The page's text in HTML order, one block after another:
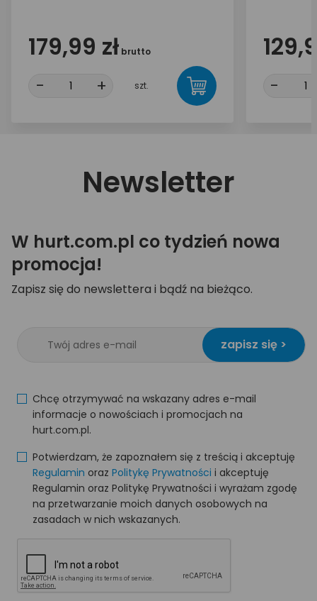
179,99 zł brutto
- + szt. -
Newsletter
W hurt.com.pl co tydzień nowa
promocja!
Zapisz się do newslettera i bądź na bieżąco.
zapisz się >
Chcę otrzymywać na wskazany adres e-mail
informacje o nowościach i promocjach na
hurt.com.pl.
Potwierdzam, że zapoznałem się z treścią i akceptuję
Regulamin oraz Politykę Prywatności i akceptuję
Regulamin oraz Politykę Prywatności i wyrażam zgodę
na przetwarzanie moich danych osobowych na
zasadach w nich wskazanych.